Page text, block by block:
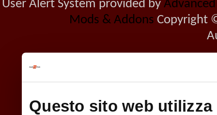
Questo sito web utilizza
User Alert System provided by
Mods & Addons Copyright